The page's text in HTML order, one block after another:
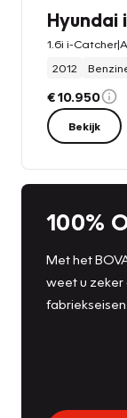
Hyundai
2012
€ 10.950
Bekijk
100%
Met het
weet u